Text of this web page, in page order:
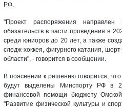
РФ.
"Проект распоряжения
обязательств в части проведения в
среди юниоров до 20 лет, а также
следж-хоккея, фигурного катания,
области", - говорится в сообщении.
В пояснении к решению говорится,
будут выделены Минспорту РФ в
финансовой помощи бюджету
"Развитие физической культуры и